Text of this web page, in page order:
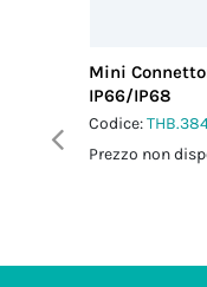
Mini
IP66/IP68
Codice:
Prezzo non